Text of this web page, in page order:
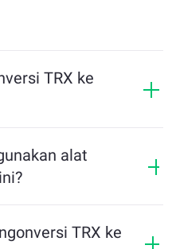
TRX ke
pertukaran untuk TRX.
kondisi pasar,
alat
jumlah
TRX ke